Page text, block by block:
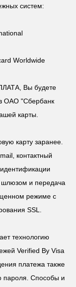
систем:
Worldwide
Вы будете
ОАО "Сбербанк
карты.
карту заранее.
контактный
и передача
режиме с
SSL.
технологию
Verified By Visa
платежа также
пароля. Способы и